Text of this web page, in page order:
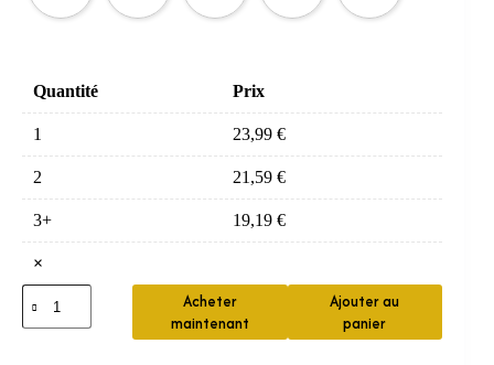
Quantité Prix
1 23,99 €
2 21,59 €
3+ 19,19 €
×
quantité
de
Protège-
Acheter
maintenant
Ajouter au
panier